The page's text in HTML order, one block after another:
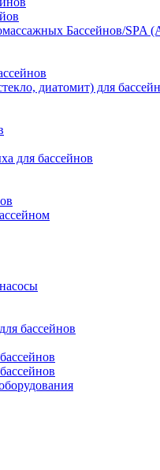
Бассейнов/SPA
диатомит) для
для бассейнов
бассейнов